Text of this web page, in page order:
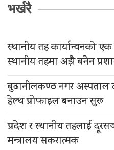
भर्खरै
स्थानीय तह कार्यान्वनको
स्थानीय तहमा अझै बनेन
बुढानीलकण्ठ नगर अस्पताल
हेल्थ प्रोफाइल बनाउन सुरू
प्रदेश र स्थानीय तहलाई
मन्त्रालय सकरात्मक